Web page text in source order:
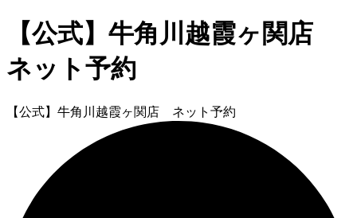
【公式】牛角川越霞ヶ関店
ネット予約
【公式】牛角川越霞ヶ関店 ネット予約